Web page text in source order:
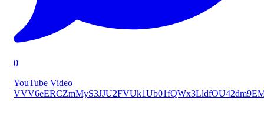
0
YouTube Video